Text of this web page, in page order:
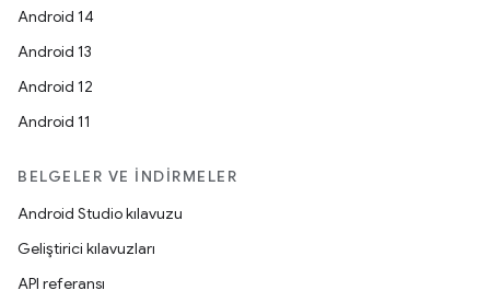
Android 14
Android 13
Android 12
Android 11
BELGELER VE İNDIRMELER
Android Studio kılavuzu
Geliştirici kılavuzları
API referansı